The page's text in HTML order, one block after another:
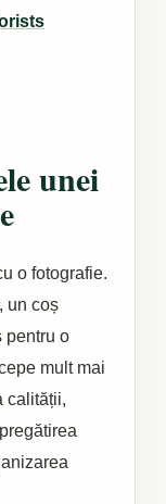
unei
o fotografie.
un coș
pentru o
mult mai
calității,